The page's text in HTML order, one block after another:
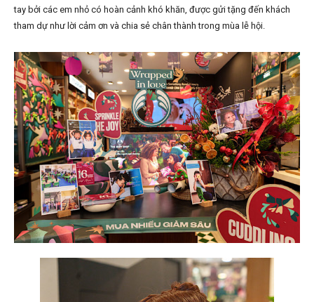
tay bởi các em nhỏ có hoàn cảnh khó khăn, được gửi tặng đến khách
tham dự như lời cảm ơn và chia sẻ chân thành trong mùa lễ hội.